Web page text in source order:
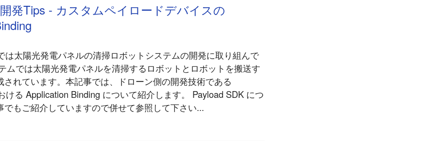
発Tips - カスタムペイロードデバイスの
は太陽光発電パネルの清掃ロボットシステムの開発に取り組んで
ムでは太陽光発電パネルを清掃するロボットとロボットを搬送す
されています。本記事では、ドローン側の開発技術である
ける Application Binding について紹介します。 Payload SDK につ
でもご紹介していますので併せて参照して下さい...